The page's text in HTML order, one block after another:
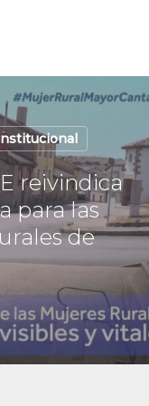
reivindica
para las
de